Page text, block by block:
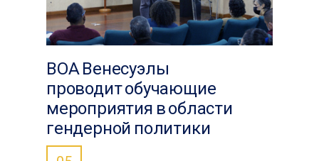
ВОА Венесуэлы
проводит обучающие
мероприятия в области
гендерной политики